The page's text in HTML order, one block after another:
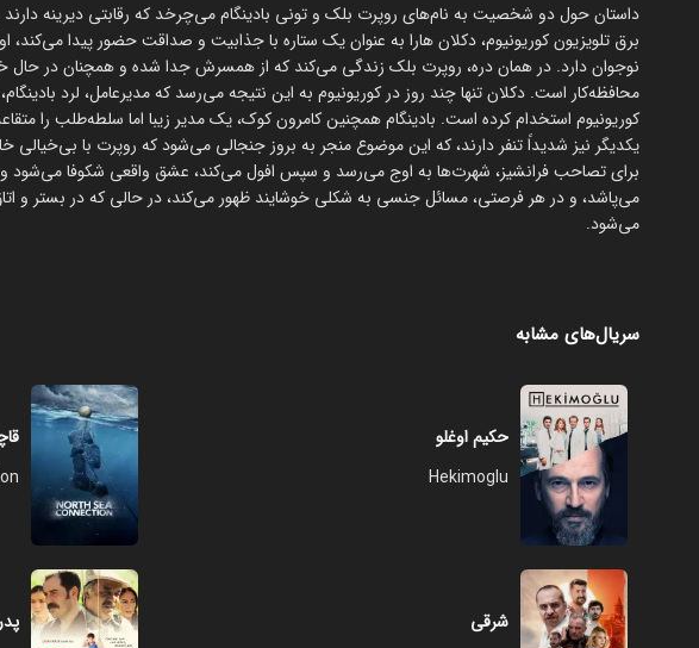
داستان حول دو شخصیت به نام‌های روپرت بلک و تونی بادینگام می‌چرخد که رقابتی دیرینه
برق تلویزیون کوریونیوم، دکلان هارا به عنوان یک ستاره با جذابیت و صداقت حضور پیدا
نوجوان دارد. در همان دره، روپرت بلک زندگی می‌کند که از همسرش جدا شده و همچنان در
محافظه‌کار است. دکلان تنها چند روز در کوریونیوم به این نتیجه می‌رسد که مدیرعامل، لرد
کوریونیوم استخدام کرده است. بادینگام همچنین کامرون کوک، یک مدیر زیبا اما سلطه‌طلب را
یکدیگر نیز شدیداً تنفر دارند، که این موضوع منجر به بروز جنجالی می‌شود که روپرت با
برای تصاحب فرانشیز، شهرت‌ها به اوج می‌رسد و سپس افول می‌کند، عشق واقعی شکوفا می‌شود
می‌پاشد، و در هر فرصتی، مسائل جنسی به شکلی خوشایند ظهور می‌کند، در حالی که در بستر و
می‌شود.
سریال‌های مشابه
حکیم اوغلو
Hekimoglu
شرقی